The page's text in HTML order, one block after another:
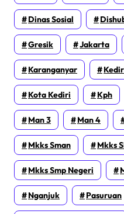
Dinas Sosial
Gresik Jakarta
Karanganyar
Kota Kediri Kph
Man 3 Man 4
Mkks Sman Mkks
Mkks Smp Negeri
Nganjuk Pasuruan